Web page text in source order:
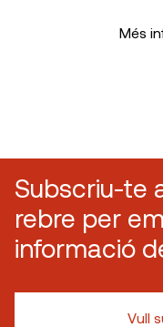
Més
Subscriu-te
rebre per
informació
Vull